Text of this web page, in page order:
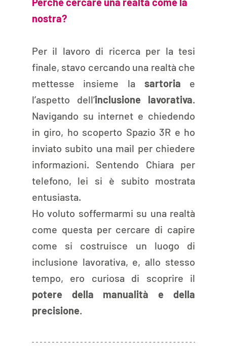
nostra?
Per il lavoro di ricerca per la tesi
finale, stavo cercando una realtà che
mettesse insieme la sartoria e
l’aspetto dell’inclusione lavorativa.
Navigando su internet e chiedendo
in giro, ho scoperto Spazio 3R e ho
inviato subito una mail per chiedere
informazioni. Sentendo Chiara per
telefono, lei si è subito mostrata
entusiasta.
Ho voluto soffermarmi su una realtà
come questa per cercare di capire
come si costruisce un luogo di
inclusione lavorativa, e, allo stesso
potere della manualità e della
precisione.